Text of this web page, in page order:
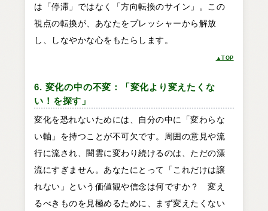
は「停滞」ではなく「方向転換のサイン」。この
視点の転換が、あなたをプレッシャーから解放
し、しなやかな心をもたらします。
▲TOP
6. 変化の中の不変：「変化より変えたくな
い！を探す」
変化を恐れないためには、自分の中に「変わらな
い軸」を持つことが不可欠です。周囲の意見や流
行に流され、闇雲に変わり続けるのは、ただの漂
流にすぎません。あなたにとって「これだけは譲
れない」という価値観や信念は何ですか？ 変え
るべきものを見極めるために、まず変えたくない